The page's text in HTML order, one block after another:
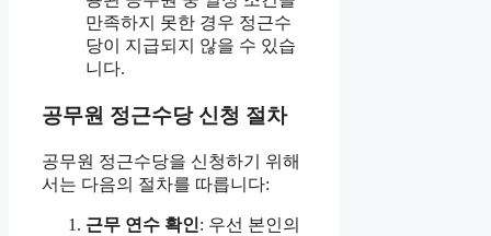
만족하지 못한 경우 정근수
당이 지급되지 않을 수 있습
니다.
공무원 정근수당 신청 절차
공무원 정근수당을 신청하기 위해
서는 다음의 절차를 따릅니다:
근무 연수 확인: 우선 본인의